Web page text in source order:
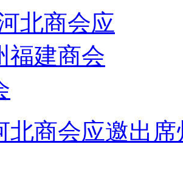
北商会应邀出